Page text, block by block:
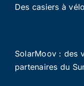
Des casiers à
SolarMoov : des
partenaires du